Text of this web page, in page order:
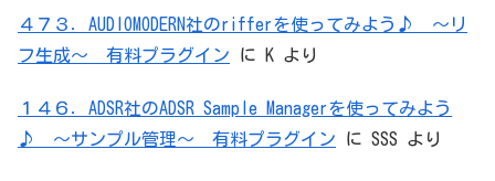
４７３．AUDIOMODERN社のrifferを使ってみよう♪ ～リ
フ生成～ 有料プラグイン に K より
１４６．ADSR社のADSR Sample Managerを使ってみよう
♪ ～サンプル管理～ 有料プラグイン に SSS より